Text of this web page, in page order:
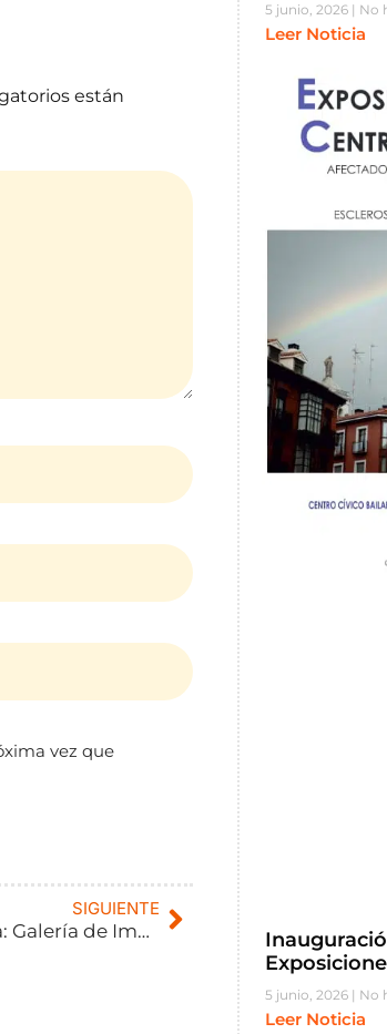
están
vez que
SIGUIENTE
Feria de Abril Solidaria: Galería de Imágenes.
5 junio, 2026 No
Leer Noticia
5 junio, 2026 No
Leer Noticia